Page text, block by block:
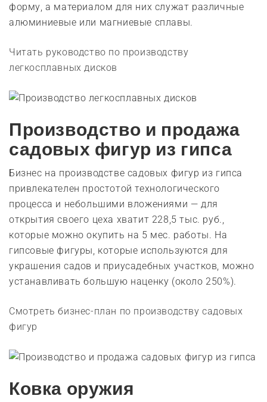
форму, а материалом для них служат различные
алюминиевые или магниевые сплавы.
Читать руководство по производству
легкосплавных дисков
Производство и продажа
садовых фигур из гипса
Бизнес на производстве садовых фигур из гипса
привлекателен простотой технологического
процесса и небольшими вложениями — для
открытия своего цеха хватит 228,5 тыс. руб.,
которые можно окупить на 5 мес. работы. На
гипсовые фигуры, которые используются для
украшения садов и приусадебных участков, можно
устанавливать большую наценку (около 250%).
Смотреть бизнес-план по производству садовых
фигур
Ковка оружия